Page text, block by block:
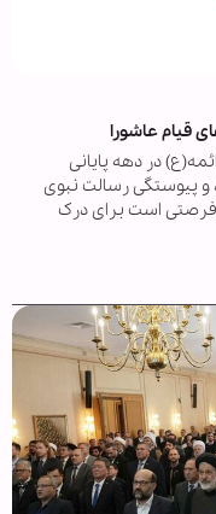
قیام عاشورا
در دهه پایانی
و پیوستگی رسالت نبوی
فرصتی است برای درک